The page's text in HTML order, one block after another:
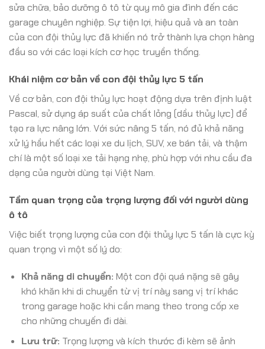
sửa chữa, bảo dưỡng ô tô từ quy mô gia đình đến các
garage chuyên nghiệp. Sự tiện lợi, hiệu quả và an toàn
của con đội thủy lực đã khiến nó trở thành lựa chọn hàng
đầu so với các loại kích cơ học truyền thống.
Khái niệm cơ bản về con đội thủy lực 5 tấn
Về cơ bản, con đội thủy lực hoạt động dựa trên định luật
Pascal, sử dụng áp suất của chất lỏng (dầu thủy lực) để
tạo ra lực nâng lớn. Với sức nâng 5 tấn, nó đủ khả năng
xử lý hầu hết các loại xe du lịch, SUV, xe bán tải, và thậm
chí là một số loại xe tải hạng nhẹ, phù hợp với nhu cầu đa
dạng của người dùng tại Việt Nam.
Tầm quan trọng của trọng lượng đối với người dùng
ô tô
Việc biết trọng lượng của con đội thủy lực 5 tấn là cực kỳ
quan trọng vì một số lý do:
Khả năng di chuyển: Một con đội quá nặng sẽ gây
khó khăn khi di chuyển từ vị trí này sang vị trí khác
trong garage hoặc khi cần mang theo trong cốp xe
cho những chuyến đi dài.
Lưu trữ: Trọng lượng và kích thước đi kèm sẽ ảnh